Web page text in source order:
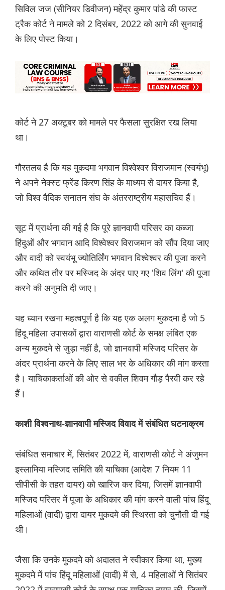
सिविल जज (सीनियर डिवीजन) महेंद्र कुमार पांडे की फास्ट
ट्रैक कोर्ट ने मामले को 2 दिसंबर, 2022 को आगे की सुनवाई
के लिए पोस्ट किया।
कोर्ट ने 27 अक्टूबर को मामले पर फैसला सुरक्षित रख लिया
था।
गौरतलब है कि यह मुकदमा भगवान विश्वेश्वर विराजमान (स्वयंभू)
ने अपने नेक्स्ट फ्रेंड किरण सिंह के माध्यम से दायर किया है,
जो विश्व वैदिक सनातन संघ के अंतरराष्ट्रीय महासचिव हैं।
सूट में प्रार्थना की गई है कि पूरे ज्ञानवापी परिसर का कब्जा
हिंदुओं और भगवान आदि विश्वेश्वर विराजमान को सौंप दिया जाए
और वादी को स्वयंभू ज्योतिर्लिंग भगवान विश्वेश्वर की पूजा करने
और कथित तौर पर मस्जिद के अंदर पाए गए 'शिव लिंग' की पूजा
करने की अनुमति दी जाए।
यह ध्यान रखना महत्वपूर्ण है कि यह एक अलग मुकदमा है जो 5
हिंदू महिला उपासकों द्वारा वाराणसी कोर्ट के समक्ष लंबित एक
अन्य मुकदमे से जुड़ा नहीं है, जो ज्ञानवापी मस्जिद परिसर के
अंदर प्रार्थना करने के लिए साल भर के अधिकार की मांग करता
है। याचिकाकर्ताओं की ओर से वकील शिवम गौड़ पैरवी कर रहे
हैं।
काशी विश्वनाथ-ज्ञानवापी मस्जिद विवाद में संबंधित घटनाक्रम
संबंधित समाचार में, सितंबर 2022 में, वाराणसी कोर्ट ने अंजुमन
इस्लामिया मस्जिद समिति की याचिका (आदेश 7 नियम 11
सीपीसी के तहत दायर) को खारिज कर दिया, जिसमें ज्ञानवापी
मस्जिद परिसर में पूजा के अधिकार की मांग करने वाली पांच हिंदू
महिलाओं (वादी) द्वारा दायर मुकदमे की स्थिरता को चुनौती दी गई
थी।
जैसा कि उनके मुकदमे को अदालत ने स्वीकार किया था, मुख्य
मुकदमे में पांच हिंदू महिलाओं (वादी) में से, 4 महिलाओं ने सितंबर